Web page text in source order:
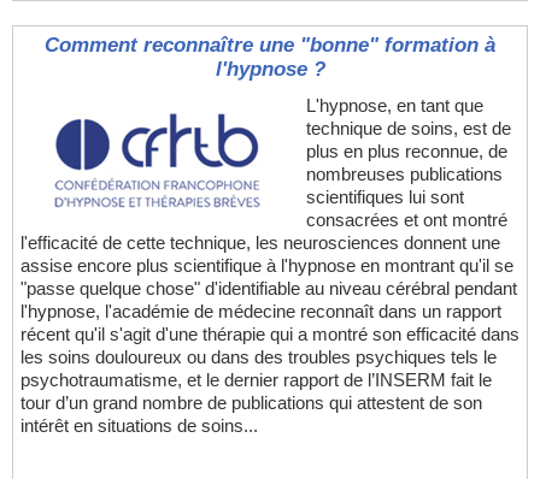
Comment reconnaître une "bonne" formation à
l'hypnose ?
L'hypnose, en tant que
technique de soins, est de
plus en plus reconnue, de
nombreuses publications
scientifiques lui sont
consacrées et ont montré
l'efficacité de cette technique, les neurosciences donnent une
assise encore plus scientifique à l'hypnose en montrant qu'il se
"passe quelque chose" d'identifiable au niveau cérébral pendant
l'hypnose, l'académie de médecine reconnaît dans un rapport
récent qu'il s'agit d'une thérapie qui a montré son efficacité dans
les soins douloureux ou dans des troubles psychiques tels le
psychotraumatisme, et le dernier rapport de l’INSERM fait le
tour d’un grand nombre de publications qui attestent de son
intérêt en situations de soins...